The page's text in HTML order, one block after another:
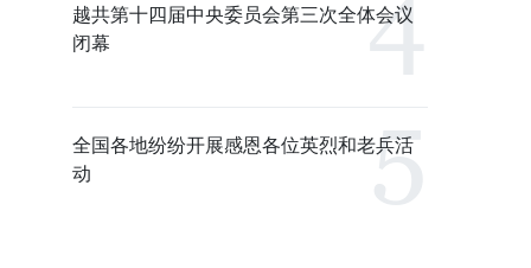
越共第十四届中央委员会第三次全体会议
闭幕
全国各地纷纷开展感恩各位英烈和老兵活
动